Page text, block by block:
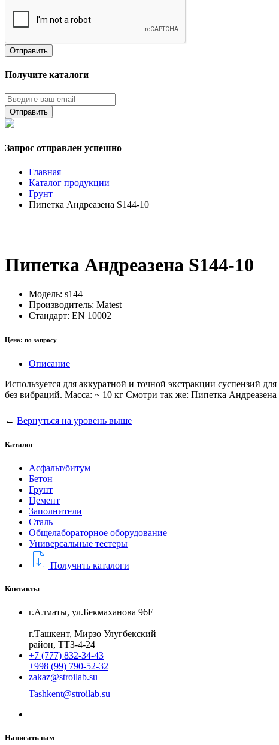
Получите каталоги
Запрос отправлен успешно
Главная
Каталог продукции
Грунт
Пипетка Андреазена S144-10
Пипетка Андреазена S144-10
Модель: s144
Производитель: Matest
Стандарт: EN 10002
Цена: по запросу
Описание
Используется для аккуратной и точной экстракции
без вибраций. Масса: ~ 10 кг Смотри так же: Пипетка
← Вернуться на уровень выше
Каталог
Асфальт/битум
Бетон
Грунт
Цемент
Заполнители
Сталь
Общелабораторное оборудование
Универсальные тестеры
Получить каталоги
Контакты
г.Алматы, ул.Бекмаханова 96Е
г.Ташкент, Мирзо Улугбекский
район, ТТЗ-4-24
+7 (777) 832-34-43
+998 (99) 790-52-32
zakaz@stroilab.su
Tashkent@stroilab.su
Написать нам